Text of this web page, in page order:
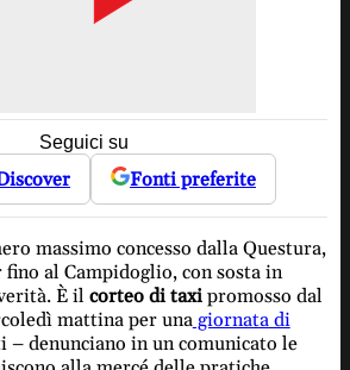
Seguici su
Fonti preferite
massimo concesso dalla Questura,
al Campidoglio, con sosta in
È il corteo di taxipromosso dal
mattina per unagiornata di
– denunciano in un comunicato le